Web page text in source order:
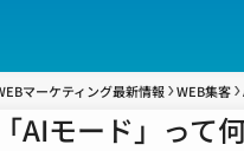
マーケティング最新情報 WEB集客
AIモード」って